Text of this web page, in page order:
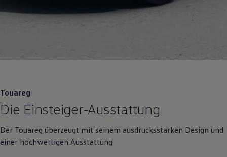
Motorenöl und Flüssigkeiten
Räder und Reifen
Modellspezifisches Zubehör
Wallbox und Ladekabel
Digitale Extras
Dienste für Ihr Modell finden
Volkswagen Apps, Login und Shop
Handy und Fahrzeug verbinden
Touareg
Die Einsteiger-Ausstattung
Der Touareg überzeugt mit seinem ausdrucksstarken Design und
einer hochwertigen Ausstattung.